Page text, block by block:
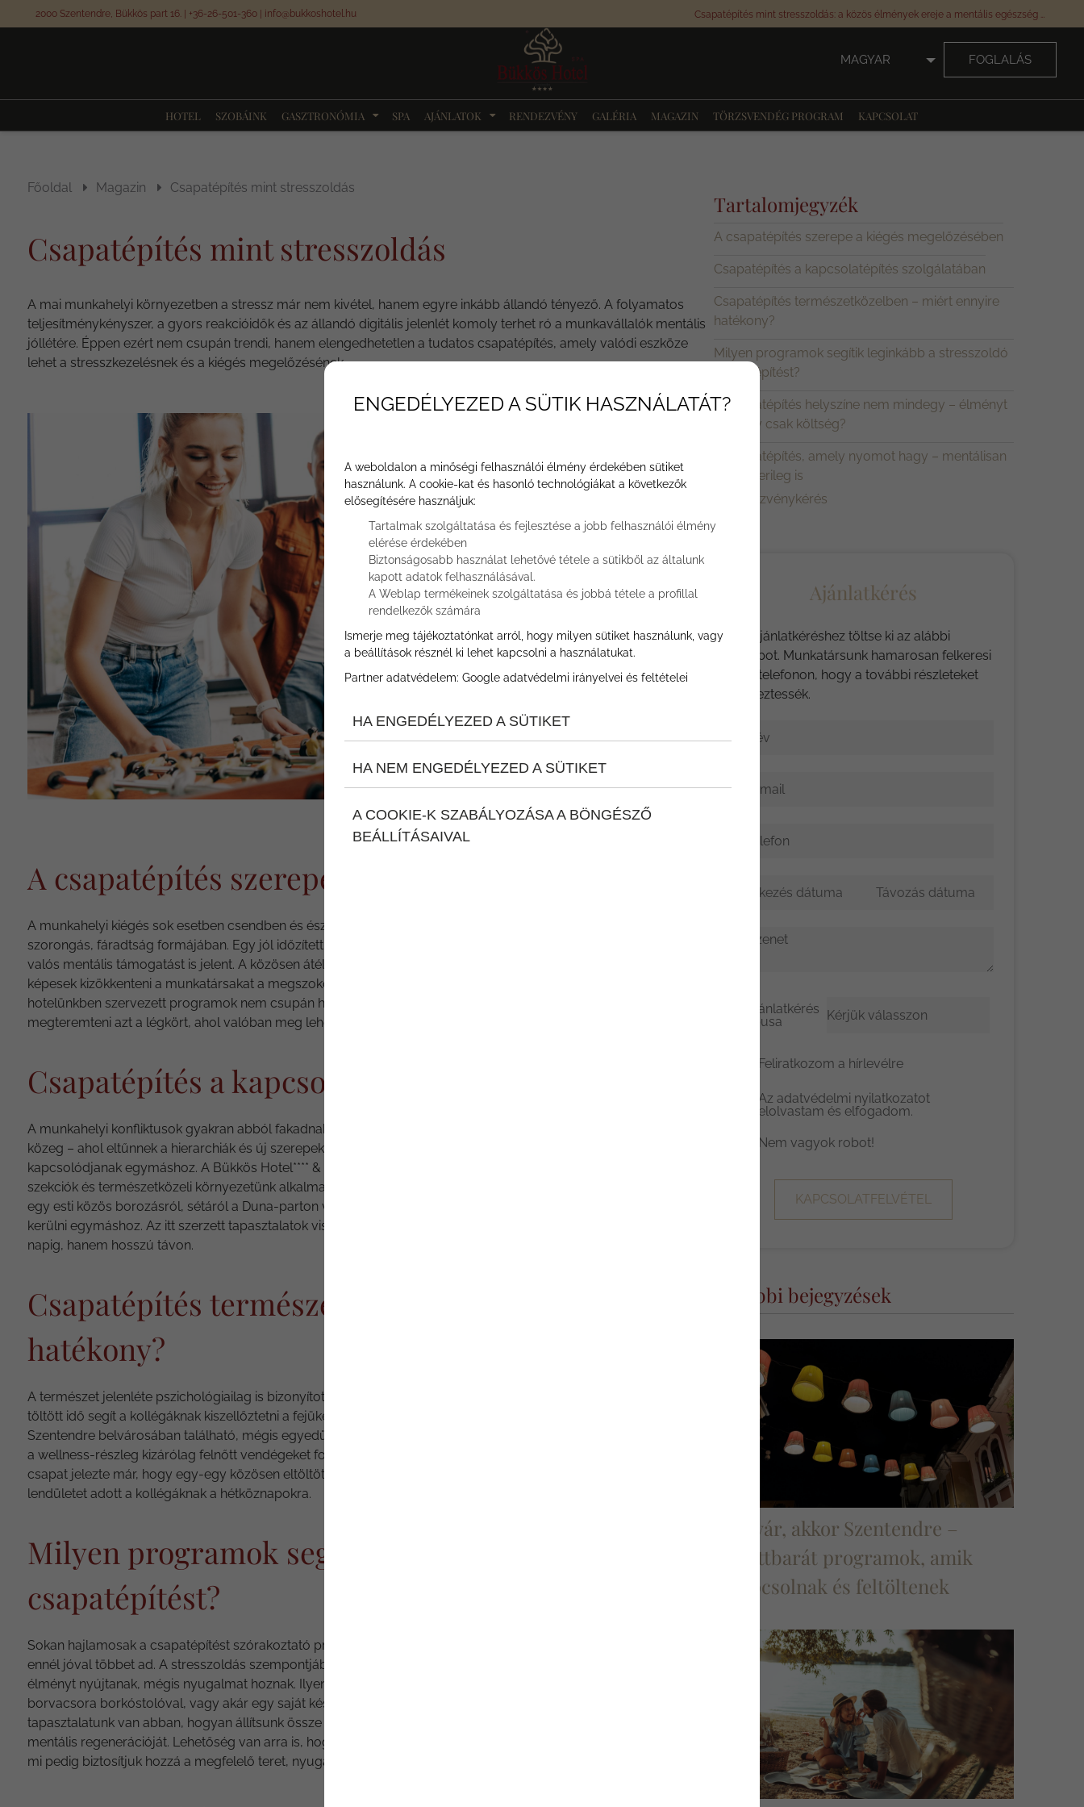
2000 Szentendre, Bükkös part 16.| +36-26-501-360| info@bukkoshotel.hu Csapatépítés mint stresszoldás: a közös élmények ereje a mentális egészség megőrzésében
MAGYAR FOGLALÁS
HOTEL SZOBÁINK GASZTRONÓMIA SPA AJÁNLATOK RENDEZVÉNY GALÉRIA MAGAZIN TÖRZSVENDÉG PROGRAM KAPCSOLAT
Főoldal Magazin Csapatépítés mint stresszoldás
Csapatépítés mint stresszoldás
A mai munkahelyi környezetben a stressz már nem kivétel, hanem egyre inkább állandó tényező. A folyamatos
teljesítménykényszer, a gyors reakcióidők és az állandó digitális jelenlét komoly terhet ró a munkavállalók mentális
jóllétére. Éppen ezért nem csupán trendi, hanem elengedhetetlen a tudatos csapatépítés, amely valódi eszköze
lehet a stresszkezelésnek és a kiégés megelőzésének.
A csapatépítés szerepe a kiégés megelőzésében
A munkahelyi kiégés sok esetben csendben és észrevétlenül alakul ki: motiválatlanság, romló teljesítmény,
szorongás, fáradtság formájában. Egy jól időzített csapatépítő program ilyenkor nemcsak élményt nyújt, hanem
valós mentális támogatást is jelent. A közösen átélt élmények – különösen, ha azok tartalmasak és élményszerűek –
képesek kizökkenteni a munkatársakat a megszokott rutinból, és új perspektívát adni a hétköznapi kihívásokhoz. A
hotelünkben szervezett programok nem csupán helyszínt biztosítanak ehhez, hanem segítenek tudatosan
megteremteni azt a légkört, ahol valóban meg lehet pihenni – testileg és mentálisan is.
Csapatépítés a kapcsolatépítés szolgálatában
A munkahelyi konfliktusok gyakran abból fakadnak, hogy a kollégák nem ismerik egymást igazán. Egy informális
közeg – ahol eltűnnek a hierarchiák és új szerepek kerülnek előtérbe – lehetőséget ad arra, hogy emberibb módon
kapcsolódjanak egymáshoz. A Bükkös Hotel**** & SPA lehetőséget teremt erre: jól elkülöníthető tereink, privát
szekciók és természetközeli környezetünk alkalmas akár kisebb, akár nagyobb csapatok számára is. Legyen szó
egy esti közös borozásról, sétáról a Duna-parton vagy egy beltéri társasjátékról, a cél mindig ugyanaz: közelebb
kerülni egymáshoz. Az itt szerzett tapasztalatok visszahatnak a munkahelyi működésre – és nemcsak egy-két
napig, hanem hosszú távon.
Csapatépítés természetközelben – miért ennyire
hatékony?
A természet jelenléte pszichológiailag is bizonyítottan csökkenti a stresszt. A város zajától távol, zöld övezetben
töltött idő segít a kollégáknak kiszellőztetni a fejüket, felfrissülni – és közben egymásra hangolódni. Hotelünk
Szentendre belvárosában található, mégis egyedülállóan nyugodt, zöld környezet veszi körül. A szobák csendesek,
a wellness-részleg kizárólag felnőtt vendégeket fogad, így a pihenés valóban zavartalan. Nem egy visszajáró céges
csapat jelezte már, hogy egy-egy közösen eltöltött hétvége itt segített egy stresszes időszak átvészelésében, és új
lendületet adott a kollégáknak a hétköznapokra.
Milyen programok segítik leginkább a stresszoldó
csapatépítést?
Sokan hajlamosak a csapatépítést szórakoztató programként elkönyvelni – pedig egy valóban hasznos esemény
ennél jóval többet ad. A stresszoldás szempontjából különösen hatékonyak az olyan tevékenységek, amelyek
élményt nyújtanak, mégis nyugalmat hoznak. Ilyen például a közös jógaóra, mindfulness séta a Duna-parton, egy
borvacsora borkóstolóval, vagy akár egy saját készítésű csapatreggeli. Mi ebben is partnerek vagyunk:
tapasztalatunk van abban, hogyan állítsunk össze olyan programcsomagot, amely valóban támogatja a kollégák
mentális regenerációját. Lehetőség van arra is, hogy a cégek előre leegyeztetett módon saját tréninget hozzanak,
mi pedig biztosítjuk hozzá a megfelelő teret, nyugalmat és hátteret.
Tartalomjegyzék
A csapatépítés szerepe a kiégés megelőzésében
Csapatépítés a kapcsolatépítés szolgálatában
Csapatépítés természetközelben – miért ennyire
hatékony?
Milyen programok segítik leginkább a stresszoldó
csapatépítést?
A csapatépítés helyszíne nem mindegy – élményt
ad vagy csak költség?
A csapatépítés, amely nyomot hagy – mentálisan
és emberileg is
Rendezvénykérés
Ajánlatkérés
Az ajánlatkéréshez töltse ki az alábbi
űrlapot. Munkatársunk hamarosan felkeresi
Önt telefonon, hogy a további részleteket
egyeztessék.
Név
E-mail
Telefon
Üzenet
Ajánlatkérés
típusa
Feliratkozom a hírlevélre
Az adatvédelmi nyilatkozatot
elolvastam és elfogadom.
Nem vagyok robot!
KAPCSOLATFELVÉTEL
További bejegyzések
Ha nyár, akkor Szentendre –
felnőttbarát programok, amik
kikapcsolnak és feltöltenek
ENGEDÉLYEZED A SÜTIK HASZNÁLATÁT?
A weboldalon a minőségi felhasználói élmény érdekében sütiket
használunk. A cookie-kat és hasonló technológiákat a következők
elősegítésére használjuk:
Tartalmak szolgáltatása és fejlesztése a jobb felhasználói élmény
elérése érdekében
Biztonságosabb használat lehetővé tétele a sütikből az általunk
kapott adatok felhasználásával.
A Weblap termékeinek szolgáltatása és jobbá tétele a profillal
rendelkezők számára
Ismerje meg tájékoztatónkat arról, hogy milyen sütiket használunk, vagy
a beállítások résznél ki lehet kapcsolni a használatukat.
Partner adatvédelem: Google adatvédelmi irányelvei és feltételei
HA ENGEDÉLYEZED A SÜTIKET
HA NEM ENGEDÉLYEZED A SÜTIKET
A COOKIE-K SZABÁLYOZÁSA A BÖNGÉSZŐ
BEÁLLÍTÁSAIVAL